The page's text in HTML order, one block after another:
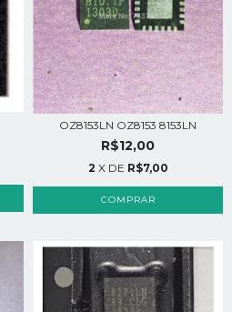
OZ8153LN OZ8153 8153LN
R$12,00
2 X DE R$7,00